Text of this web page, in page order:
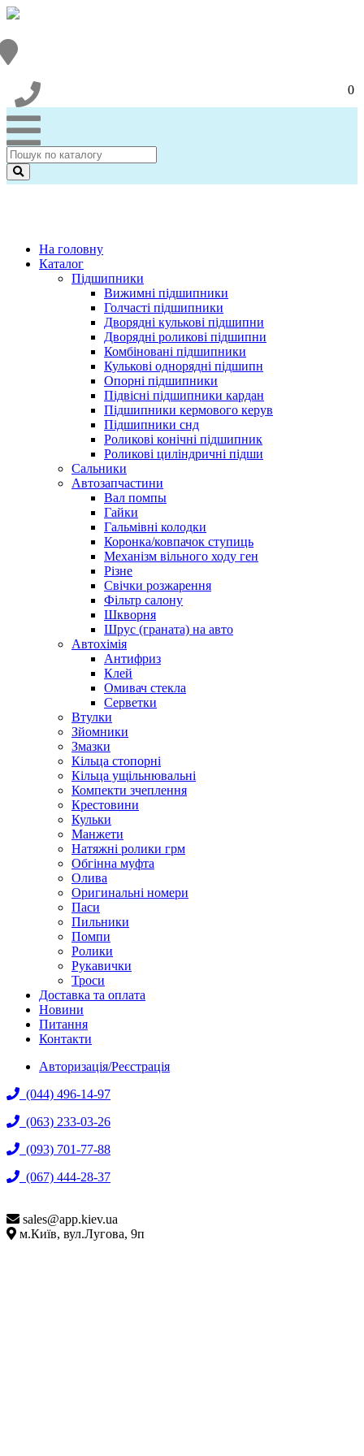
0
На головну
Каталог
Підшипники
Вижимні підшипники
Голчасті підшипники
Дворядні кулькові підшипни
Дворядні роликові підшипни
Комбіновані підшипники
Кулькові однорядні підшипн
Опорні підшипники
Підвісні підшипники кардан
Підшипники кермового керув
Підшипники снд
Роликові конічні підшипник
Роликові циліндричні підши
Сальники
Автозапчастини
Вал помпы
Гайки
Гальмівні колодки
Коронка/ковпачок ступиць
Механізм вільного ходу ген
Різне
Свічки розжарення
Фільтр салону
Шкворня
Шрус (граната) на авто
Автохімія
Антифриз
Клей
Омивач стекла
Серветки
Втулки
Зйомники
Змазки
Кільца стопорні
Кільца ущільнювальні
Компекти зчеплення
Крестовини
Кульки
Манжети
Натяжні ролики грм
Обгінна муфта
Олива
Оригинальні номери
Паси
Пильники
Помпи
Ролики
Рукавички
Троси
Доставка та оплата
Новини
Питання
Контакти
Авторизація/Реєстрація
(044) 496-14-97
(063) 233-03-26
(093) 701-77-88
(067) 444-28-37
sales@app.kiev.ua
м.Київ, вул.Лугова, 9п